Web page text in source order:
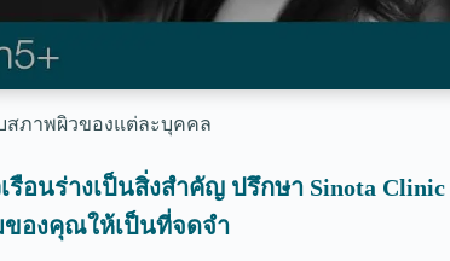
สภาพผิวของแต่ละบุคคล
อนร่างเป็นสิ่งสำคัญ ปรึกษา Sinota Clinic
ของคุณให้เป็นที่จดจำ